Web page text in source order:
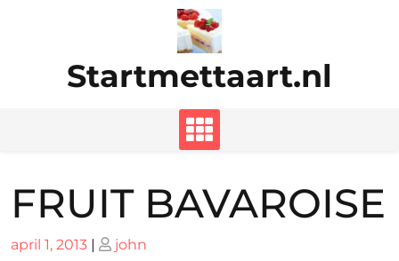
Startmettaart.nl
FRUIT BAVAROISE
Geplaatst
april 1, 2013 | Geplaatst
john